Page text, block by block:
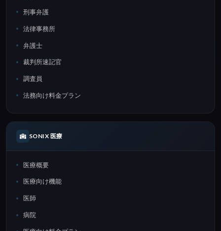
刑事弁護
法律事務所
弁護士
裁判所速記官
調査員
法務向け料金プラン
SONIX 医療
医療概要
医療向け機能
医師
病院